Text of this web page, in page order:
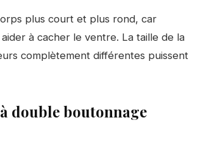
plus court et plus rond, car
à cacher le ventre. La taille de la
complètement différentes puissent
double boutonnage